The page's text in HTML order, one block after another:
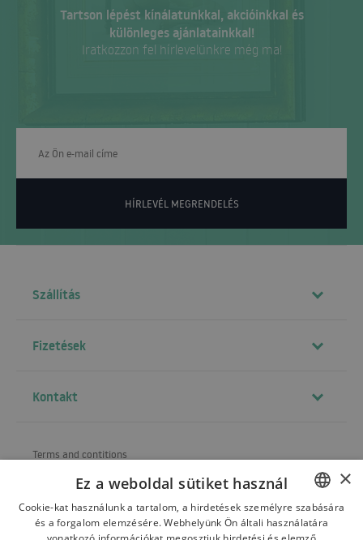
Tartson lépést kínálatunkkal, akcióinkkal és
különleges ajánlatainkkal!
Iratkozzon fel hírlevelünkre még ma!
HÍRLEVÉL MEGRENDELÉS
Szállítás
Fizetések
Kontakt
Terms and contitions
POLISH
×
Ez a weboldal sütiket használ
Cookie-kat használunk a tartalom, a hirdetések személyre szabására
és a forgalom elemzésére. Webhelyünk Ön általi használatára